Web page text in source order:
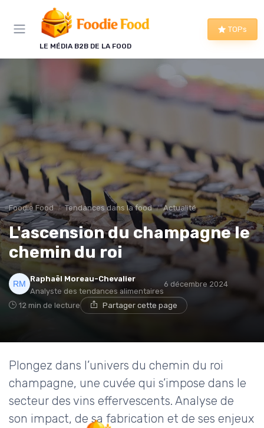
LE MÉDIA B2B DE LA FOOD
TOPs
Foodie Food Tendances dans la food Actualité
L'ascension du champagne le
chemin du roi
Raphaël Moreau-Chevalier
Analyste des tendances alimentaires
6 décembre 2024
12 min de lecture Partager cette page
Plongez dans l’univers du chemin du roi
champagne, une cuvée qui s’impose dans le
secteur des vins effervescents. Analyse de
son impact, de sa fabrication et de ses enjeux
Panneau de gestion des cookies